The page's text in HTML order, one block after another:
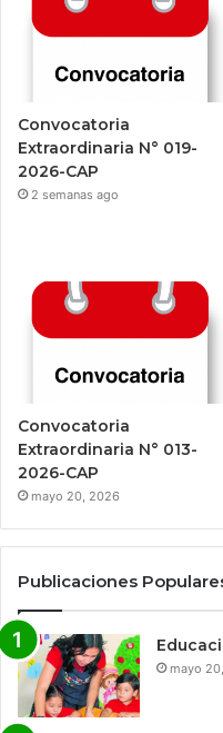
Convocatoria
Extraordinaria N° 019-
2026-CAP
2 semanas ago
Convocatoria
Extraordinaria N° 013-
2026-CAP
mayo 20, 2026
Publicaciones
mayo